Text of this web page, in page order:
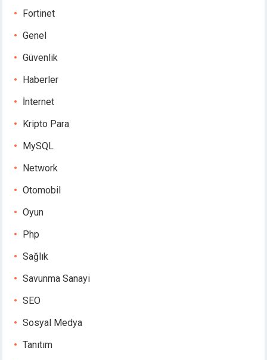
Fortinet
Genel
Güvenlik
Haberler
İnternet
Kripto Para
MySQL
Network
Otomobil
Oyun
Php
Sağlık
Savunma Sanayi
SEO
Sosyal Medya
Tanıtım